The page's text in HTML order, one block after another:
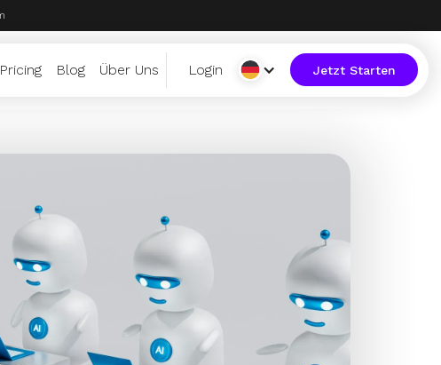
Pricing Blog Über Uns Login Jetzt Starten